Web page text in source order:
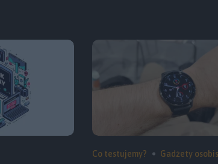
Co testujemy? Gadżety